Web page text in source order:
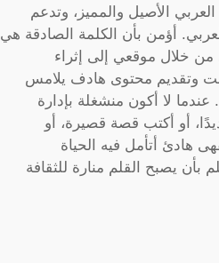
الأصيل والمميز، وتدعم
أؤمن بأن الكلمة الصادقة هي
من خلال موقعي إلى إثراء
وتقديم محتوى هادف يلامس
لا أكون منشغلة بإدارة
أو أكتب قصة قصيرة، أو
هادئ أتأمل فيه الحياة
بأن يصبح القلم منارة للثقافة